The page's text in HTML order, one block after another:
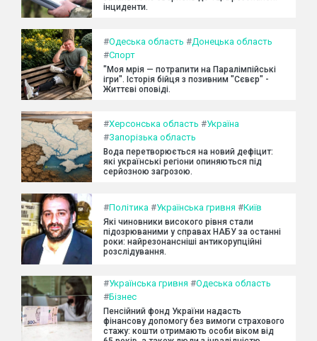
інциденти.
#Одеська область #Донецька область
#Спорт
"Моя мрія — потрапити на Паралімпійські
ігри". Історія бійця з позивним "Сєвєр" -
Життєві оповіді.
#Херсонська область #Україна
#Запорізька область
Вода перетворюється на новий дефіцит:
які українські регіони опиняються під
серйозною загрозою.
#Політика #Українська гривня #Київ
Які чиновники високого рівня стали
підозрюваними у справах НАБУ за останні
роки: найрезонансніші антикорупційні
розслідування.
#Українська гривня #Одеська область
#Бізнес
Пенсійний фонд України надасть
фінансову допомогу без вимоги страхового
стажу: кошти отримають особи віком від